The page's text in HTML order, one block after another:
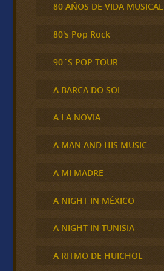
80 AÑOS DE VIDA MUSICAL
80's Pop Rock
90´S POP TOUR
A BARCA DO SOL
A LA NOVIA
A MAN AND HIS MUSIC
A MI MADRE
A NIGHT IN MÉXICO
A NIGHT IN TUNISIA
A RITMO DE HUICHOL